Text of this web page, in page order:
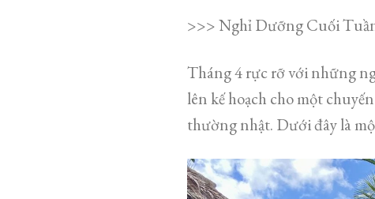
>>> Nghỉ Dưỡng Cuối
Tháng 4 rực rỡ với những
lên kế hoạch cho một
thường nhật. Dưới đây là